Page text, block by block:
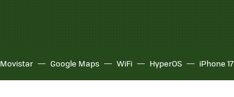
Movistar Google Maps WiFi HyperOS iPhone 17